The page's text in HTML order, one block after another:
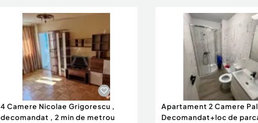
4 Camere Nicolae Grigorescu ,
decomandat , 2 min de metrou
Apartament 2 Camere
Decomandat+loc de